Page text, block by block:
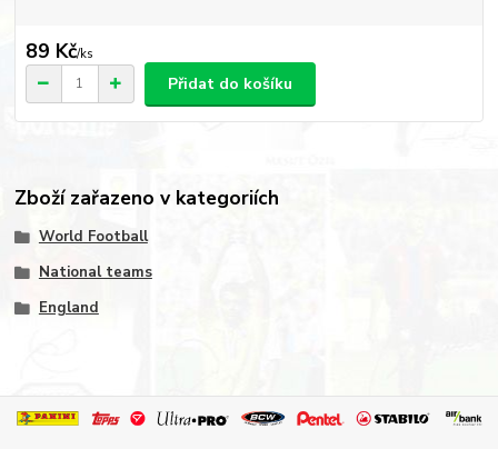
89 Kč/ks
Přidat do košíku
Zboží zařazeno v kategoriích
World Football
National teams
England